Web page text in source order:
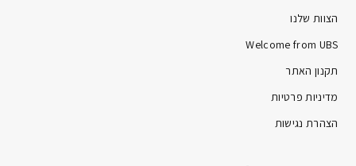
הצוות שלנו
Welcome from UBS
תקנון האתר
מדיניות פרטיות
הצהרת נגישות